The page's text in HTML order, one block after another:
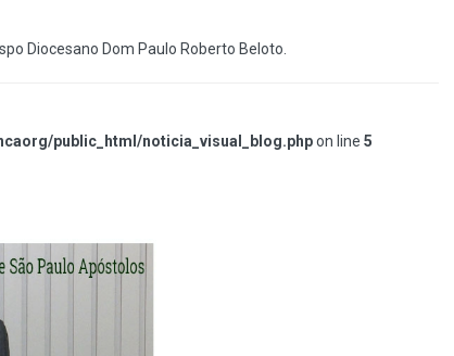
Diocesano Dom Paulo Roberto Beloto.
public_html/noticia_visual_blog.phpon line 5